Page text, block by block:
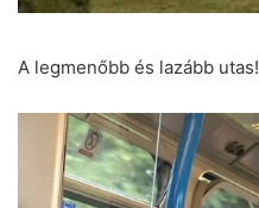
A legmenőbb és lazább utas!